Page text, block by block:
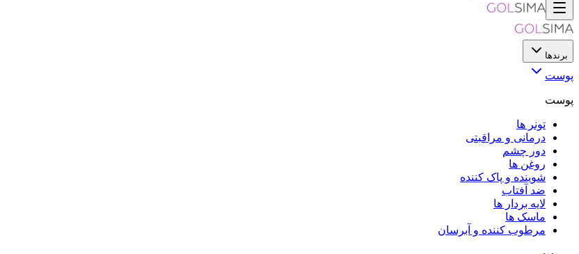
برندها
پوست
پوست
تونر ها
درمانی و مراقبتی
دور چشم
روغن ها
شوینده و پاک کننده
ضد آفتاب
لایه‌ بردار ها
ماسک ها
مرطوب کننده و آبرسان